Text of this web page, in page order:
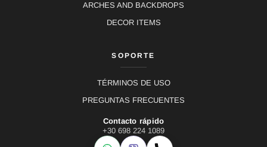
ARCHES AND BACKDROPS
DECOR ITEMS
SOPORTE
TÉRMINOS DE USO
PREGUNTAS FRECUENTES
Contacto rápido
+30 698 224 1089